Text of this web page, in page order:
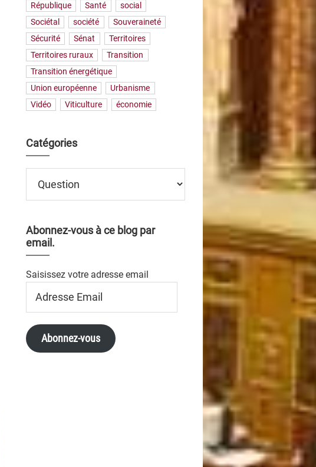
République
Santé
social
Sociétal
société
Souveraineté
Sécurité
Sénat
Territoires
Territoires ruraux
Transition
Transition énergétique
Union européenne
Urbanisme
Vidéo
Viticulture économie
Catégories
Abonnez-vous à ce blog par
email.
Saisissez votre adresse email
Email
Abonnez-vous